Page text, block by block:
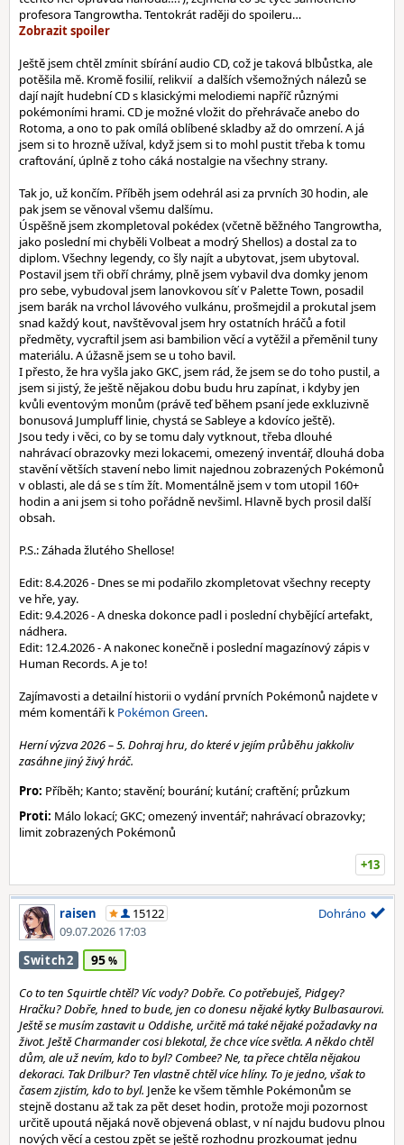
profesora Tangrowtha. Tentokrát raději do spoileru…
Ještě jsem chtěl zmínit sbírání audio CD, což je taková blbůstka, ale
potěšila mě. Kromě fosilií, relikvií a dalších všemožných nálezů se
dají najít hudební CD s klasickými melodiemi napříč různými
pokémoními hrami. CD je možné vložit do přehrávače anebo do
Rotoma, a ono to pak omílá oblíbené skladby až do omrzení. A já
jsem si to hrozně užíval, když jsem si to mohl pustit třeba k tomu
craftování, úplně z toho cáká nostalgie na všechny strany.
Tak jo, už končím. Příběh jsem odehrál asi za prvních 30 hodin, ale
pak jsem se věnoval všemu dalšímu.
Úspěšně jsem zkompletoval pokédex (včetně běžného Tangrowtha,
jako poslední mi chyběli Volbeat a modrý Shellos) a dostal za to
diplom. Všechny legendy, co šly najít a ubytovat, jsem ubytoval.
Postavil jsem tři obří chrámy, plně jsem vybavil dva domky jenom
pro sebe, vybudoval jsem lanovkovou síť v Palette Town, posadil
jsem barák na vrchol lávového vulkánu, prošmejdil a prokutal jsem
snad každý kout, navštěvoval jsem hry ostatních hráčů a fotil
předměty, vycraftil jsem asi bambilion věcí a vytěžil a přeměnil tuny
materiálu. A úžasně jsem se u toho bavil.
I přesto, že hra vyšla jako GKC, jsem rád, že jsem se do toho pustil, a
jsem si jistý, že ještě nějakou dobu budu hru zapínat, i kdyby jen
kvůli eventovým monům (právě teď během psaní jede exkluzivně
bonusová Jumpluff linie, chystá se Sableye a kdovíco ještě).
Jsou tedy i věci, co by se tomu daly vytknout, třeba dlouhé
nahrávací obrazovky mezi lokacemi, omezený inventář, dlouhá doba
stavění větších stavení nebo limit najednou zobrazených Pokémonů
v oblasti, ale dá se s tím žít. Momentálně jsem v tom utopil 160+
hodin a ani jsem si toho pořádně nevšiml. Hlavně bych prosil další
obsah.
P.S.: Záhada žlutého Shellose!
Edit: 8.4.2026 - Dnes se mi podařilo zkompletovat všechny recepty
ve hře, yay.
Edit: 9.4.2026 - A dneska dokonce padl i poslední chybějící artefakt,
nádhera.
Edit: 12.4.2026 - A nakonec konečně i poslední magazínový zápis v
Human Records. A je to!
Zajímavosti a detailní historii o vydání prvních Pokémonů najdete v
mém komentáři k Pokémon Green.
Herní výzva 2026 – 5. Dohraj hru, do které v jejím průběhu jakkoliv
zasáhne jiný živý hráč.
Pro: Příběh; Kanto; stavění; bourání; kutání; craftění; průzkum
Proti: Málo lokací; GKC; omezený inventář; nahrávací obrazovky;
limit zobrazených Pokémonů
+13
raisen
15122
09.07.2026 17:03
Dohráno
Switch2 95
Co to ten Squirtle chtěl? Víc vody? Dobře. Co potřebuješ, Pidgey?
Hračku? Dobře, hned to bude, jen co donesu nějaké kytky Bulbasaurovi.
Ještě se musím zastavit u Oddishe, určitě má také nějaké požadavky na
život. Ještě Charmander cosi blekotal, že chce více světla. A někdo chtěl
dům, ale už nevím, kdo to byl? Combee? Ne, ta přece chtěla nějakou
dekoraci. Tak Drilbur? Ten vlastně chtěl více hlíny. To je jedno, však to
časem zjistím, kdo to byl. Jenže ke všem těmhle Pokémonům se
stejně dostanu až tak za pět deset hodin, protože moji pozornost
určitě upoutá nějaká nově objevená oblast, v ní najdu budovu plnou
nových věcí a cestou zpět se ještě rozhodnu prozkoumat jednu